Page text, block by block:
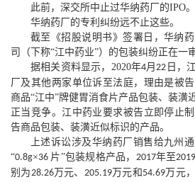
此前，深交所中止过华纳药厂的IPO。
华纳药厂的专利纠纷远不止这些。
截至《招股说明书》签署日，华纳
司（下称“江中药业”）的包装纠纷正在一
据相关资料显示， 2020年4月22 日，
厂及其他两家单位诉至法庭，理由是被
商品“江中”牌健胃消食片产品包装、装潢
正当竞争。江中药业要求被告立即停止
告商品包装、装潢近似标识的产品。
上述诉讼涉及华纳药厂销售给九州
“0.8g×36片”包装规格产品， 2017年至2019
别为28.26万元、 205.19万元和 54.69万元